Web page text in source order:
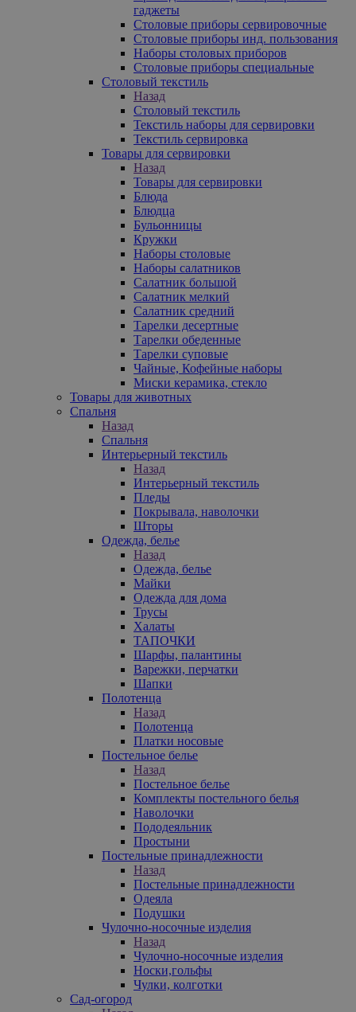
гаджеты
Столовые приборы сервировочные
Столовые приборы инд. пользования
Наборы столовых приборов
Столовые приборы специальные
Столовый текстиль
Назад
Столовый текстиль
Текстиль наборы для сервировки
Текстиль сервировка
Товары для сервировки
Назад
Товары для сервировки
Блюда
Блюдца
Бульонницы
Кружки
Наборы столовые
Наборы салатников
Салатник большой
Салатник мелкий
Салатник средний
Тарелки десертные
Тарелки обеденные
Тарелки суповые
Чайные, Кофейные наборы
Миски керамика, стекло
Товары для животных
Спальня
Назад
Спальня
Интерьерный текстиль
Назад
Интерьерный текстиль
Пледы
Покрывала, наволочки
Шторы
Одежда, белье
Назад
Одежда, белье
Майки
Одежда для дома
Трусы
Халаты
ТАПОЧКИ
Шарфы, палантины
Варежки, перчатки
Шапки
Полотенца
Назад
Полотенца
Платки носовые
Постельное белье
Назад
Постельное белье
Комплекты постельного белья
Наволочки
Пододеяльник
Простыни
Постельные принадлежности
Назад
Постельные принадлежности
Одеяла
Подушки
Чулочно-носочные изделия
Назад
Чулочно-носочные изделия
Носки,гольфы
Чулки, колготки
Сад-огород